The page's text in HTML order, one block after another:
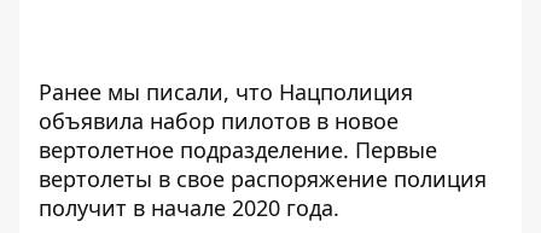
Ранее мы писали, что Нацполиция
объявила набор пилотов в новое
вертолетное подразделение. Первые
вертолеты в свое распоряжение полиция
получит в начале 2020 года.